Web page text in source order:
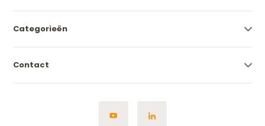
Categorieën
Contact